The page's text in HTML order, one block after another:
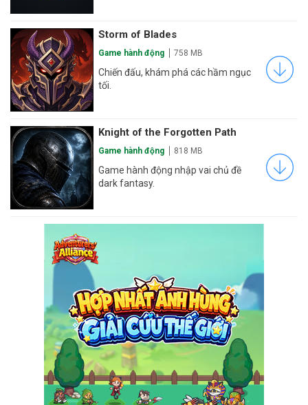
Storm of Blades
Game hành động 758 MB
Chiến đấu, khám phá các hầm ngục
tối.
Knight of the Forgotten Path
Game hành động 818 MB
Game hành động nhập vai chủ đề
dark fantasy.